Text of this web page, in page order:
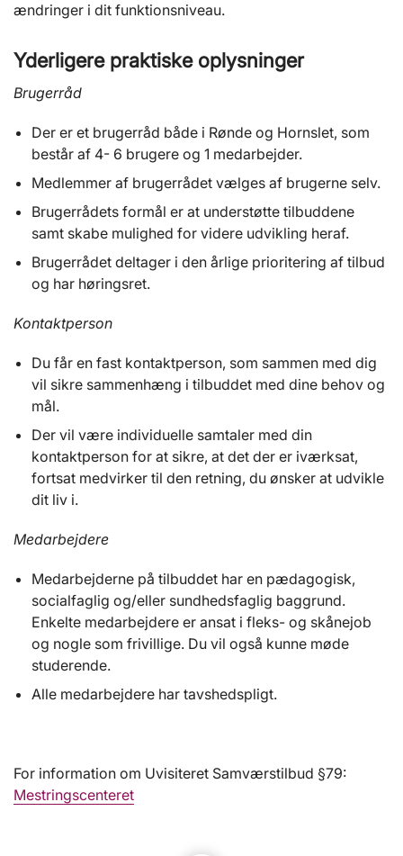
ændringer i dit funktionsniveau.
Yderligere praktiske oplysninger
Brugerråd
Der er et brugerråd både i Rønde og Hornslet, som
består af 4- 6 brugere og 1 medarbejder.
Medlemmer af brugerrådet vælges af brugerne selv.
Brugerrådets formål er at understøtte tilbuddene
samt skabe mulighed for videre udvikling heraf.
Brugerrådet deltager i den årlige prioritering af tilbud
og har høringsret.
Kontaktperson
Du får en fast kontaktperson, som sammen med dig
vil sikre sammenhæng i tilbuddet med dine behov og
mål.
Der vil være individuelle samtaler med din
kontaktperson for at sikre, at det der er iværksat,
fortsat medvirker til den retning, du ønsker at udvikle
dit liv i.
Medarbejdere
Medarbejderne på tilbuddet har en pædagogisk,
socialfaglig og/eller sundhedsfaglig baggrund.
Enkelte medarbejdere er ansat i fleks- og skånejob
og nogle som frivillige. Du vil også kunne møde
studerende.
Alle medarbejdere har tavshedspligt.
For information om Uvisiteret Samværstilbud §79:
Mestringscenteret